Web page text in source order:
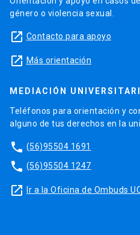
género o violencia sexual.
launch Contacto para apoyo
launch Más orientación
MEDIACIÓN
Teléfonos para orientación y
alguno de tus derechos en la
phone (56)95504 1691
phone (56)95504 1247
launch Ir a la Oficina de Ombuds